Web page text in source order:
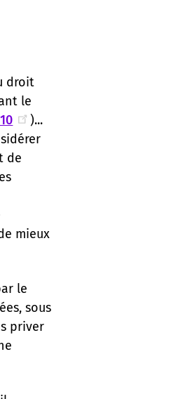
droit
le
)...
de
mieux
le
sous
priver